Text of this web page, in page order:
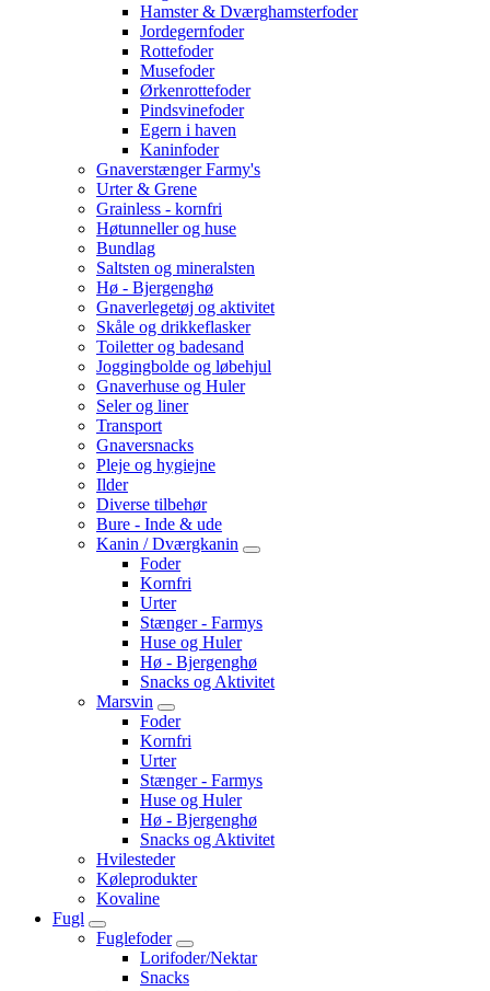
Hamster & Dværghamsterfoder
Jordegernfoder
Rottefoder
Musefoder
Ørkenrottefoder
Pindsvinefoder
Egern i haven
Kaninfoder
Gnaverstænger Farmy's
Urter & Grene
Grainless - kornfri
Høtunneller og huse
Bundlag
Saltsten og mineralsten
Hø - Bjergenghø
Gnaverlegetøj og aktivitet
Skåle og drikkeflasker
Toiletter og badesand
Joggingbolde og løbehjul
Gnaverhuse og Huler
Seler og liner
Transport
Gnaversnacks
Pleje og hygiejne
Ilder
Diverse tilbehør
Bure - Inde & ude
Kanin / Dværgkanin
Foder
Kornfri
Urter
Stænger - Farmys
Huse og Huler
Hø - Bjergenghø
Snacks og Aktivitet
Marsvin
Foder
Kornfri
Urter
Stænger - Farmys
Huse og Huler
Hø - Bjergenghø
Snacks og Aktivitet
Hvilesteder
Køleprodukter
Kovaline
Fugl
Fuglefoder
Lorifoder/Nektar
Snacks